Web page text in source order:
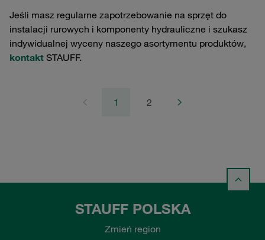
Jeśli masz regularne zapotrzebowanie na sprzęt do
instalacji rurowych i komponenty hydrauliczne i szukasz
indywidualnej wyceny naszego asortymentu produktów,
kontakt STAUFF.
1 2
STAUFF POLSKA
Zmień region